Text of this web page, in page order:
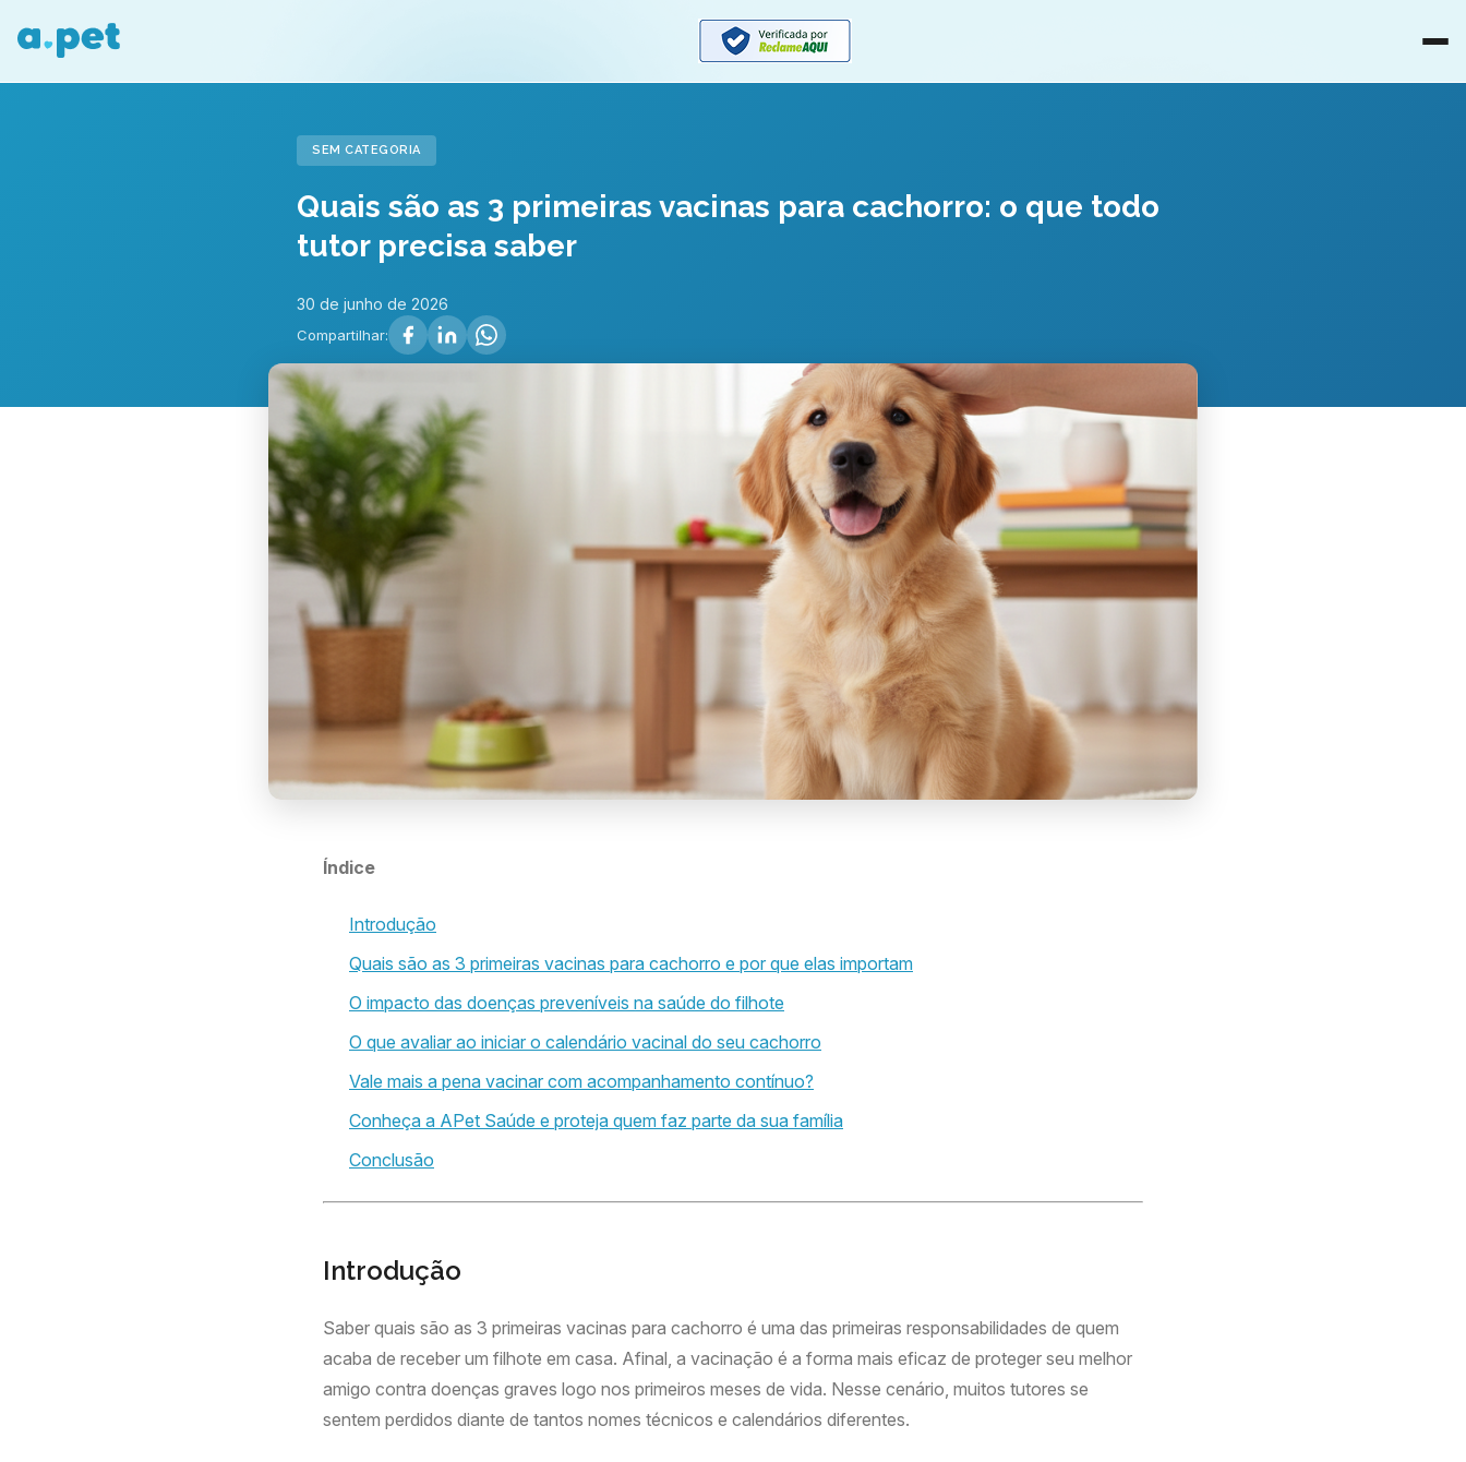
SEM CATEGORIA
Quais são as 3 primeiras vacinas para cachorro: o que todo
tutor precisa saber
30 de junho de 2026
Compartilhar:
Índice
Introdução
Quais são as 3 primeiras vacinas para cachorro e por que elas importam
O impacto das doenças preveníveis na saúde do filhote
O que avaliar ao iniciar o calendário vacinal do seu cachorro
Vale mais a pena vacinar com acompanhamento contínuo?
Conheça a APet Saúde e proteja quem faz parte da sua família
Conclusão
Introdução
Saber quais são as 3 primeiras vacinas para cachorro é uma das primeiras responsabilidades de quem
acaba de receber um filhote em casa. Afinal, a vacinação é a forma mais eficaz de proteger seu melhor
amigo contra doenças graves logo nos primeiros meses de vida. Nesse cenário, muitos tutores se
sentem perdidos diante de tantos nomes técnicos e calendários diferentes.